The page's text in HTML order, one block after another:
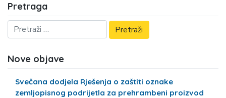
Pretraga
Nove objave
Svečana dodjela Rješenja o zaštiti oznake
zemljopisnog podrijetla za prehrambeni proizvod